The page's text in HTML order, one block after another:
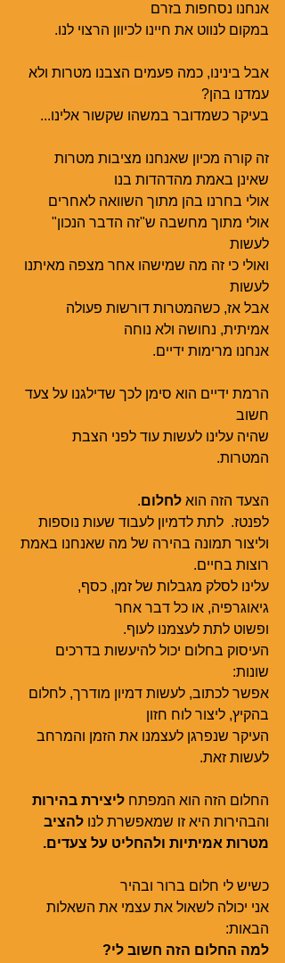
אנחנו נסחפות בזרם
במקום לנווט את חיינו לכיוון הרצוי לנו.
אבל בינינו, כמה פעמים הצבנו מטרות ולא
עמדנו בהן?
בעיקר כשמדובר במשהו שקשור אלינו...
זה קורה מכיון שאנחנו מציבות מטרות
שאינן באמת מהדהדות בנו
אולי בחרנו בהן מתוך השוואה לאחרים
אולי מתוך מחשבה ש"זה הדבר הנכון"
לעשות
ואולי כי זה מה שמישהו אחר מצפה מאיתנו
לעשות
אבל אז, כשהמטרות דורשות פעולה
אמיתית, נחושה ולא נוחה
אנחנו מרימות ידיים.
הרמת ידיים הוא סימן לכך שדילגנו על צעד
חשוב
שהיה עלינו לעשות עוד לפני הצבת
המטרות.
הצעד הזה הוא לחלום.
לפנטז.  לתת לדמיון לעבוד שעות נוספות
וליצור תמונה בהירה של מה שאנחנו באמת
רוצות בחיים.
עלינו לסלק מגבלות של זמן, כסף,
גיאוגרפיה, או כל דבר אחר
ופשוט לתת לעצמנו לעוף.
העיסוק בחלום יכול להיעשות בדרכים
שונות:
אפשר לכתוב, לעשות דמיון מודרך, לחלום
בהקיץ, ליצור לוח חזון
העיקר שנפרגן לעצמנו את הזמן והמרחב
לעשות זאת.
החלום הזה הוא המפתח ליצירת בהירות
והבהירות היא זו שמאפשרת לנו להציב
מטרות אמיתיות ולהחליט על צעדים.
כשיש לי חלום ברור ובהיר
אני יכולה לשאול את עצמי את השאלות
הבאות:
למה החלום הזה חשוב לי?